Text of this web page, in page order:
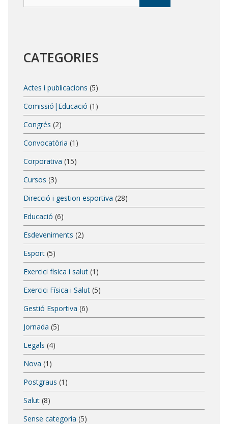
CATEGORIES
Actes i publicacions (5)
Comissió|Educació (1)
Congrés (2)
Convocatòria (1)
Corporativa (15)
Cursos (3)
Direcció i gestion esportiva (28)
Educació (6)
Esdeveniments (2)
Esport (5)
Exercici física i salut (1)
Exercici Física i Salut (5)
Gestió Esportiva (6)
Jornada (5)
Legals (4)
Nova (1)
Postgraus (1)
Salut (8)
Sense categoria (5)